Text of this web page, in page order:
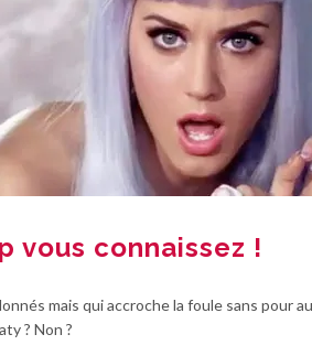
vous connaissez !
mais qui accroche la foule sans pour
? Non ?